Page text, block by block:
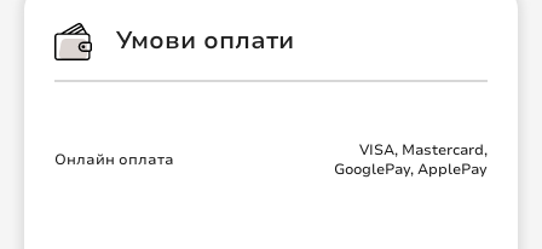
Умови оплати
Онлайн оплата
VISA, Mastercard,
GooglePay, ApplePay